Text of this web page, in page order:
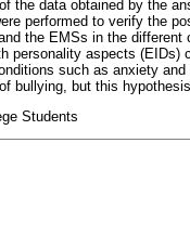
the data obtained by the
performed to verify the
the EMSs in the
personality aspects (EIDs)
such as anxiety
bullying, but this
Students